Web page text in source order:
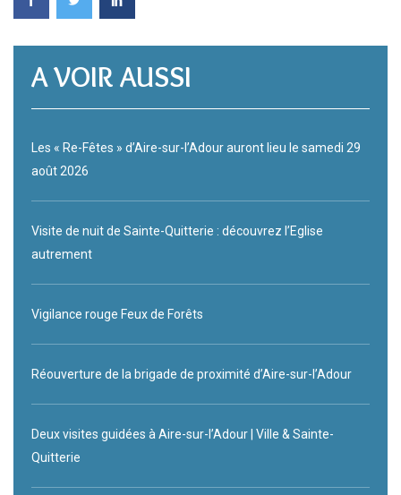
A VOIR AUSSI
Les « Re-Fêtes » d’Aire-sur-l’Adour auront lieu le samedi 29
août 2026
Visite de nuit de Sainte-Quitterie : découvrez l’Eglise
autrement
Vigilance rouge Feux de Forêts
Réouverture de la brigade de proximité d’Aire-sur-l’Adour
Deux visites guidées à Aire-sur-l’Adour | Ville & Sainte-
Quitterie